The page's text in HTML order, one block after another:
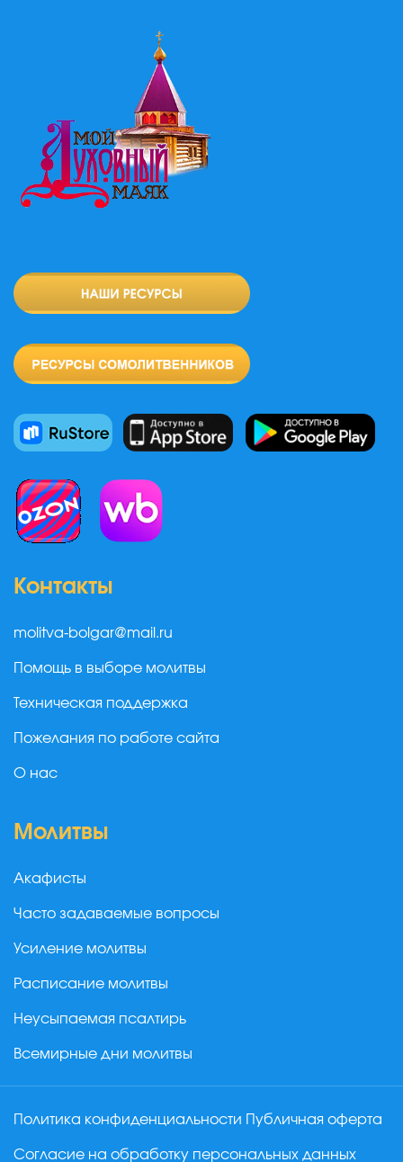
Контакты
molitva-bolgar@mail.ru
Помощь в выборе молитвы
Техническая поддержка
Пожелания по работе сайта
О нас
Молитвы
Акафисты
Часто задаваемые вопросы
Усиление молитвы
Расписание молитвы
Неусыпаемая псалтирь
Всемирные дни молитвы
Политика конфиденциальности Публичная оферта
Согласие на обработку персональных данных